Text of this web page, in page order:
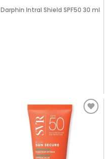
Darphin Intral Shield SPF50 30 ml